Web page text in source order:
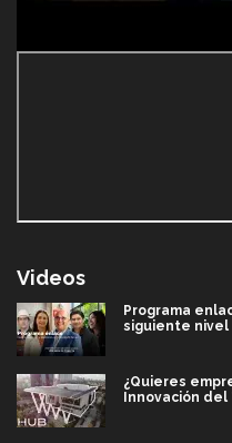
Videos
Programa
siguiente nivel
¿Quieres
Innovación